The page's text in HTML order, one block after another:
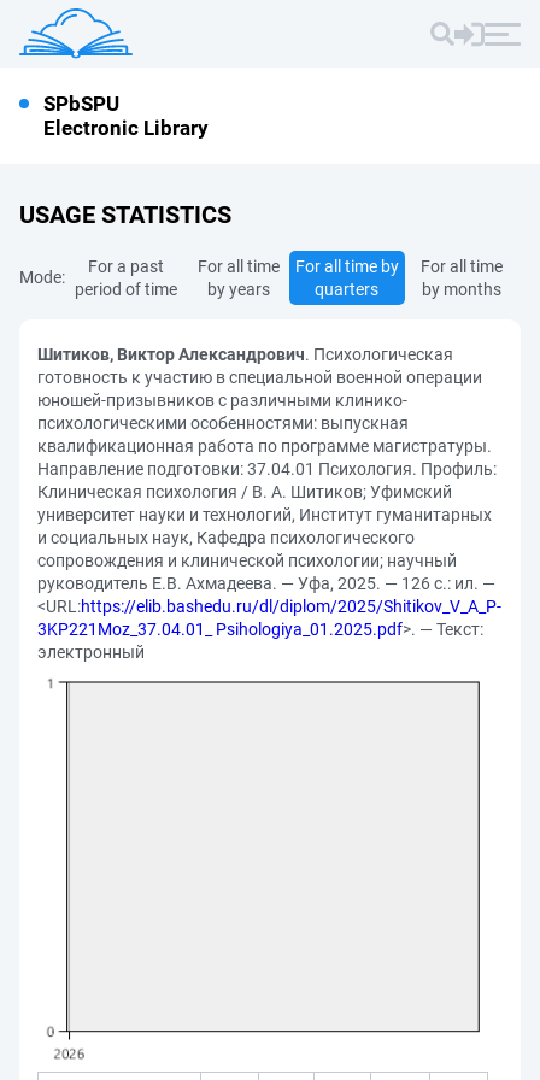
SPbSPU
Electronic Library
USAGE STATISTICS
Mode:
For a past
period of time
For all time
by years
For all time by
quarters
For all time
by months
Шитиков, Виктор Александрович. Психологическая
готовность к участию в специальной военной операции
юношей-призывников с различными клинико-
психологическими особенностями: выпускная
квалификационная работа по программе магистратуры.
Направление подготовки: 37.04.01 Психология. Профиль:
Клиническая психология / В. А. Шитиков; Уфимский
университет науки и технологий, Институт гуманитарных
и социальных наук, Кафедра психологического
сопровождения и клинической психологии; научный
руководитель Е.В. Ахмадеева. — Уфа, 2025. — 126 с.: ил. —
<URL:https://elib.bashedu.ru/dl/diplom/2025/Shitikov_V_A_P-
3KP221Moz_37.04.01_ Psihologiya_01.2025.pdf>. — Текст:
электронный